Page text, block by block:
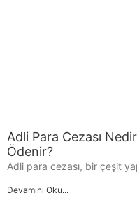
Adli Para Cezası
Ödenir?
Adli para cezası, bir çeşit
Devamını Oku...